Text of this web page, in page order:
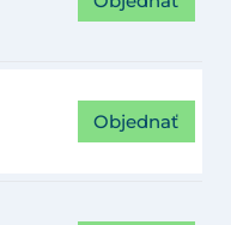
Objednať